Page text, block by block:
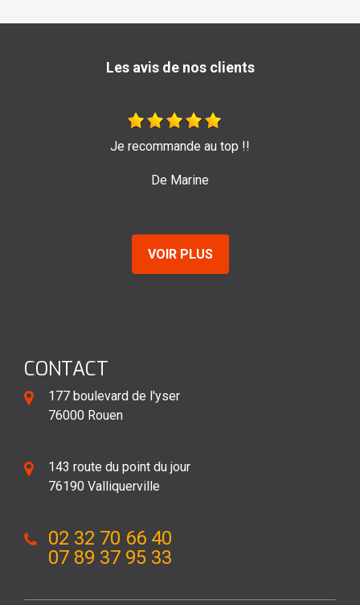
Les avis de nos clients
Très bon travail de
VOIR PLUS
CONTACT
177 boulevard de l'yser
76000 Rouen
143 route du point du jour
76190 Valliquerville
02 32 70 66 40
07 89 37 95 33